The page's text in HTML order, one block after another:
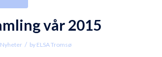
vår 2015
Nyheter / by ELSA Tromsø